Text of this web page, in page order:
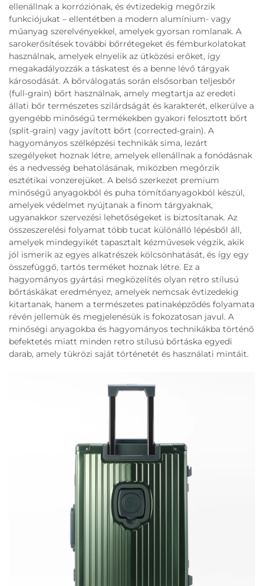
ellenállnak a korróziónak, és évtizedekig megőrzik
funkciójukat – ellentétben a modern alumínium- vagy
műanyag szerelvényekkel, amelyek gyorsan romlanak. A
sarokerősítések további bőrrétegeket és fémburkolatokat
használnak, amelyek elnyelik az ütközési erőket, így
megakadályozzák a táskatest és a benne lévő tárgyak
károsodását. A bőrválogatás során elsősorban teljesbőr
(full-grain) bőrt használnak, amely megtartja az eredeti
állati bőr természetes szilárdságát és karakterét, elkerülve a
gyengébb minőségű termékekben gyakori felosztott bőrt
(split-grain) vagy javított bőrt (corrected-grain). A
hagyományos szélképzési technikák sima, lezárt
szegélyeket hoznak létre, amelyek ellenállnak a fonódásnak
és a nedvesség behatolásának, miközben megőrzik
esztétikai vonzerejüket. A belső szerkezet premium
minőségű anyagokból és puha tömítőanyagokból készül,
amelyek védelmet nyújtanak a finom tárgyaknak,
ugyanakkor szervezési lehetőségeket is biztosítanak. Az
összeszerelési folyamat több tucat különálló lépésből áll,
amelyek mindegyikét tapasztalt kézművesek végzik, akik
jól ismerik az egyes alkatrészek kölcsönhatását, és így egy
összefüggő, tartós terméket hoznak létre. Ez a
hagyományos gyártási megközelítés olyan retro stílusú
bőrtáskákat eredményez, amelyek nemcsak évtizedekig
kitartanak, hanem a természetes patinaképződés folyamata
révén jellemük és megjelenésük is fokozatosan javul. A
minőségi anyagokba és hagyományos technikákba történő
befektetés miatt minden retro stílusú bőrtáska egyedi
darab, amely tükrözi saját történetét és használati mintáit.